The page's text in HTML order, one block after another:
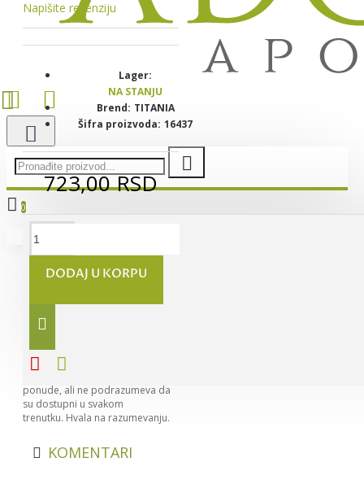
0
Napišite recenziju
723,00 RSD
Lager:
NA STANJU
Brend: TITANIA
Šifra proizvoda: 16437
DODAJ U KORPU
Napomena:Nastojimo da
budemo što precizniji u opisu
garantujemo da su svi opisi
kompletni i bez greške. Svi artikli
ponude, ali ne podrazumeva da
su dostupni u svakom
trenutku. Hvala na razumevanju.
KOMENTARI